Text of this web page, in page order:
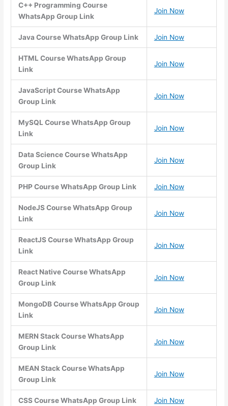
C++ Programming Course
WhatsApp Group Link
Join Now
Java Course WhatsApp Group Link Join Now
HTML Course WhatsApp Group
Link
Join Now
JavaScript Course WhatsApp
Group Link
Join Now
MySQL Course WhatsApp Group
Link
Join Now
Data Science Course WhatsApp
Group Link
Join Now
PHP Course WhatsApp Group Link Join Now
NodeJS Course WhatsApp Group
Link
Join Now
ReactJS Course WhatsApp Group
Link
Join Now
React Native Course WhatsApp
Group Link
Join Now
MongoDB Course WhatsApp Group
Link
Join Now
MERN Stack Course WhatsApp
Group Link
Join Now
MEAN Stack Course WhatsApp
Group Link
Join Now
CSS Course WhatsApp Group Link Join Now